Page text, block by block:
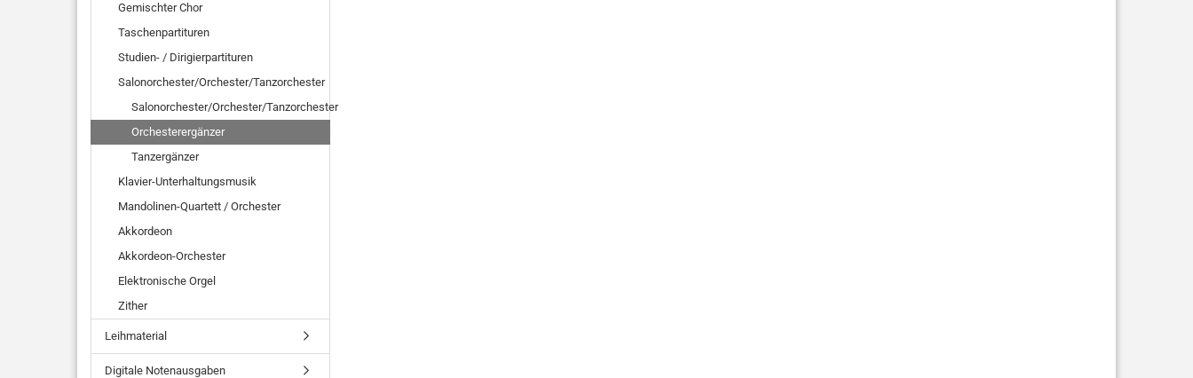
Gemischter Chor
Taschenpartituren
Studien- / Dirigierpartituren
Salonorchester/Orchester/Tanzorchester
Salonorchester/Orchester/Tanzorchester
Orchesterergänzer
Tanzergänzer
Klavier-Unterhaltungsmusik
Mandolinen-Quartett / Orchester
Akkordeon
Akkordeon-Orchester
Elektronische Orgel
Zither
Leihmaterial
Digitale Notenausgaben